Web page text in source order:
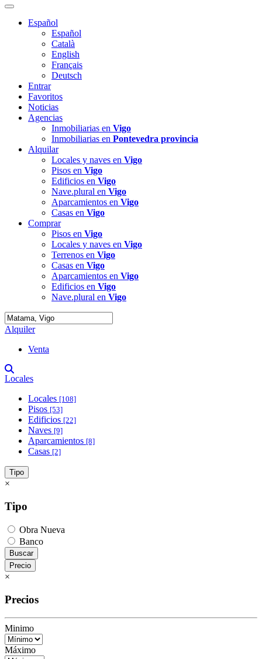
Español
Español
Català
English
Français
Deutsch
Entrar
Favoritos
Noticias
Agencias
Inmobiliarias en Vigo
Inmobiliarias en Pontevedra provincia
Alquilar
Locales y naves en Vigo
Pisos en Vigo
Edificios en Vigo
Nave.plural en Vigo
Aparcamientos en Vigo
Casas en Vigo
Comprar
Pisos en Vigo
Locales y naves en Vigo
Terrenos en Vigo
Casas en Vigo
Aparcamientos en Vigo
Edificios en Vigo
Nave.plural en Vigo
Alquiler
Venta
Locales
Locales [108]
Pisos [53]
Edificios [22]
Naves [9]
Aparcamientos [8]
Casas [2]
Tipo
×
Tipo
Obra Nueva
Banco
Buscar
Precio
×
Precios
Minimo
Máximo